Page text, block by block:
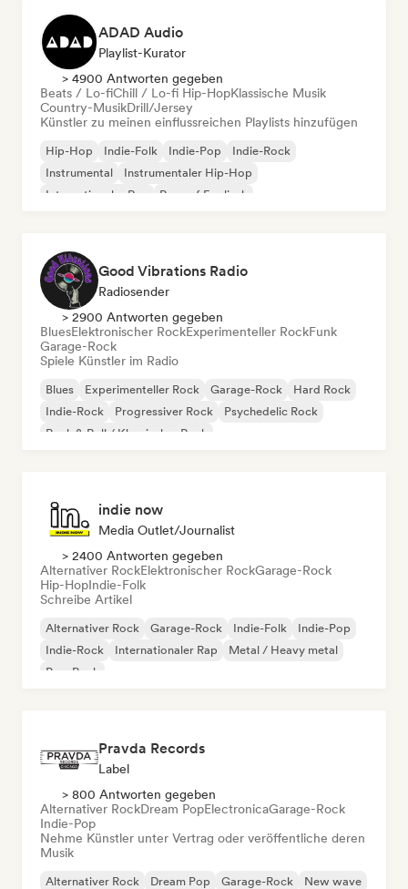
ADAD Audio
Playlist-Kurator
> 4900 Antworten gegeben
Beats / Lo-fiChill / Lo-fi Hip-HopKlassische Musik
Country-MusikDrill/Jersey
Künstler zu meinen einflussreichen Playlists hinzufügen
Hip-Hop Indie-Folk Indie-Pop
Indie-Rock
Instrumental
Instrumentaler Hip-Hop
Internationaler Rap
Rap auf Englisch
Good Vibrations Radio
Radiosender
> 2900 Antworten gegeben
BluesElektronischer RockExperimenteller RockFunk
Garage-Rock
Spiele Künstler im Radio
Blues Experimenteller Rock Garage-Rock
Hard Rock
Indie-Rock
Progressiver Rock
Psychedelic Rock
Rock & Roll / Klassischer Rock
indie now
Media Outlet/Journalist
> 2400 Antworten gegeben
Alternativer RockElektronischer RockGarage-Rock
Hip-HopIndie-Folk
Schreibe Artikel
Alternativer Rock Garage-Rock Indie-Folk
Indie-Pop
Indie-Rock
Internationaler Rap
Metal / Heavy metal
Pop-Rock
Pravda Records
Label
> 800 Antworten gegeben
Alternativer RockDream PopElectronicaGarage-Rock
Indie-Pop
Nehme Künstler unter Vertrag oder veröffentliche deren
Musik
Alternativer Rock Dream Pop Garage-Rock
New wave